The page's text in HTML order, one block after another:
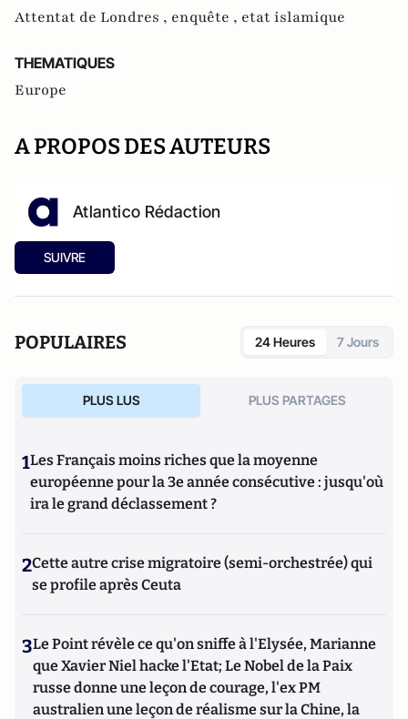
Attentat de Londres , enquête , etat islamique
THEMATIQUES
Europe
A PROPOS DES AUTEURS
Atlantico Rédaction
SUIVRE
POPULAIRES 24 Heures 7 Jours
PLUS LUS PLUS PARTAGES
1Les Français moins riches que la moyenne
européenne pour la 3e année consécutive : jusqu'où
ira le grand déclassement ?
2Cette autre crise migratoire (semi-orchestrée) qui
se profile après Ceuta
3Le Point révèle ce qu'on sniffe à l'Elysée, Marianne
que Xavier Niel hacke l'Etat; Le Nobel de la Paix
russe donne une leçon de courage, l'ex PM
australien une leçon de réalisme sur la Chine, la